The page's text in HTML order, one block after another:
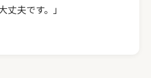
丈夫です。」